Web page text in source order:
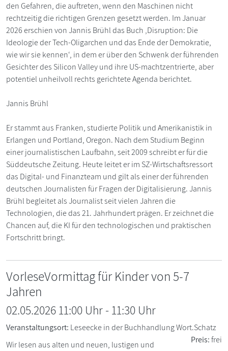
den Gefahren, die auftreten, wenn den Maschinen nicht
rechtzeitig die richtigen Grenzen gesetzt werden. Im Januar
2026 erschien von Jannis Brühl das Buch ‚Disruption: Die
Ideologie der Tech-Oligarchen und das Ende der Demokratie,
wie wir sie kennen‘, in dem er über den Schwenk der führenden
Gesichter des Silicon Valley und ihre US-machtzentrierte, aber
potentiel unheilvoll rechts gerichtete Agenda berichtet.
Jannis Brühl
Er stammt aus Franken, studierte Politik und Amerikanistik in
Erlangen und Portland, Oregon. Nach dem Studium Beginn
einer journalistischen Laufbahn, seit 2009 schreibt er für die
Süddeutsche Zeitung. Heute leitet er im SZ-Wirtschaftsressort
das Digital- und Finanzteam und gilt als einer der führenden
deutschen Journalisten für Fragen der Digitalisierung. Jannis
Brühl begleitet als Journalist seit vielen Jahren die
Technologien, die das 21. Jahrhundert prägen. Er zeichnet die
Chancen auf, die KI für den technologischen und praktischen
Fortschritt bringt.
VorleseVormittag für Kinder von 5-7
Jahren
02.05.2026 11:00 Uhr-11:30 Uhr
Veranstaltungsort: Leseecke in der Buchhandlung Wort.Schatz
Preis:frei
Wir lesen aus alten und neuen, lustigen und